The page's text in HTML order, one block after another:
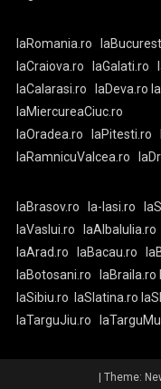
laRomania.ro
laCraiova.ro
laGalati.ro
laCalarasi.ro
laDeva.ro
laMiercureaCiuc.ro
laOradea.ro
laPitesti.ro
laRamnicuValcea.ro
laBrasov.ro la-Iasi.ro
laVaslui.ro
laAlbaIulia.ro
laArad.ro
laBacau.ro
laBotosani.ro
laBraila.ro
laSibiu.ro
laSlatina.ro
laTarguJiu.ro
Theme: